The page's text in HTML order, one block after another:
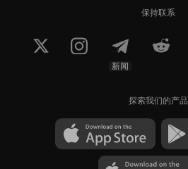
保持联系
新闻
探索我们的产品